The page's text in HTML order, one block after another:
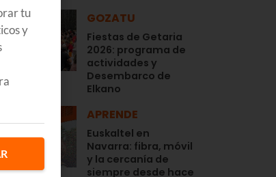
GOZATU
Fiestas de Getaria
2026: programa de
actividades y
Desembarco de
Elkano
APRENDE
Euskaltel en
Navarra: fibra, móvil
y la cercanía de
siempre desde hace
tu
y